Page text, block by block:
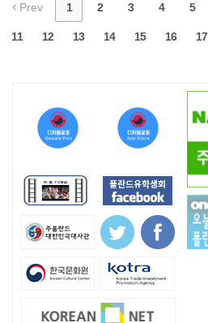
Prev 1 2 3 4 5
11 12 13 14 15 16 17